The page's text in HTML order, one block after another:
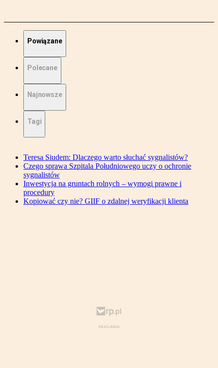
Powiązane
Polecane
Najnowsze
Tagi
Teresa Siudem: Dlaczego warto słuchać sygnalistów?
Czego sprawa Szpitala Południowego uczy o ochronie
sygnalistów
Inwestycja na gruntach rolnych – wymogi prawne i
procedury
Kopiować czy nie? GIIF o zdalnej weryfikacji klienta